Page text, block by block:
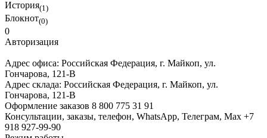
История(1)
Блокнот(0)
0
Авторизация
Адрес офиса: Российская Федерация, г. Майкоп, ул.
Гончарова, 121-В
Адрес склада: Российская Федерация, г. Майкоп, ул.
Гончарова, 121-В
Оформление заказов 8 800 775 31 91
Консультации, заказы, телефон, WhatsApp, Телеграм, Мах +7
918 927-99-90